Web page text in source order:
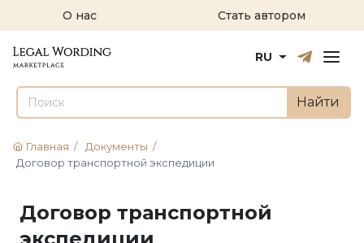
О нас Стать автором
РусскийEnglish
RU
Найти
Главная / Документы /
Договор транспортной экспедиции
Договор транспортной